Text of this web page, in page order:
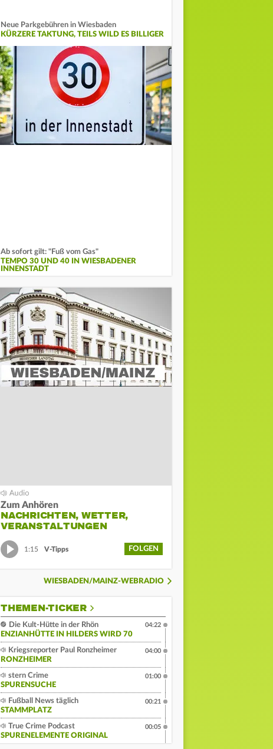
Neue Parkgebühren in Wiesbaden
KÜRZERE TAKTUNG, TEILS WILD ES BILLIGER
Ab sofort gilt: "Fuß vom Gas"
TEMPO 30 UND 40 IN WIESBADENER
INNENSTADT
Zum Anhören
NACHRICHTEN, WETTER,
VERANSTALTUNGEN
1:15 V-Tipps FOLGEN
WIESBADEN/MAINZ-WEBRADIO
THEMEN-TICKER
Die Kult-Hütte in der Rhön
ENZIANHÜTTE IN HILDERS WIRD 70
04:22
Kriegsreporter Paul Ronzheimer
RONZHEIMER
04:00
stern Crime
SPURENSUCHE
01:00
Fußball News täglich
STAMMPLATZ
00:21
True Crime Podcast
SPURENELEMENTE ORIGINAL
00:05